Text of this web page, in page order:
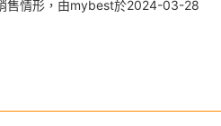
售情形，由mybest於2024-03-28